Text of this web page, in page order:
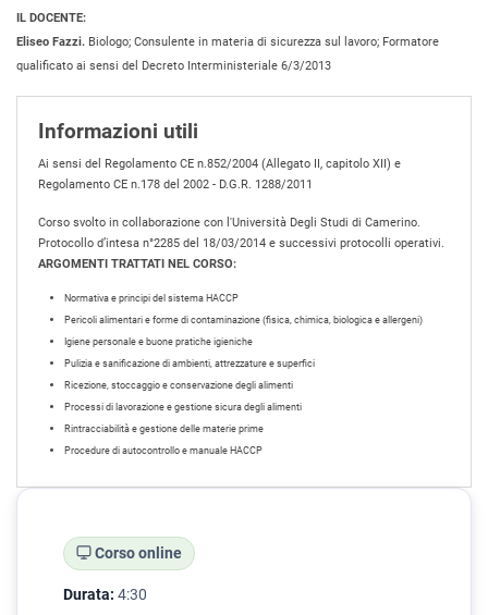
IL DOCENTE:
Eliseo Fazzi. Biologo; Consulente in materia di sicurezza sul lavoro; Formatore
qualificato ai sensi del Decreto Interministeriale 6/3/2013
Informazioni utili
Ai sensi del Regolamento CE n.852/2004 (Allegato II, capitolo XII) e
Regolamento CE n.178 del 2002 - D.G.R. 1288/2011
Corso svolto in collaborazione con l'Università Degli Studi di Camerino.
Protocollo d’intesa n°2285 del 18/03/2014 e successivi protocolli operativi.
ARGOMENTI TRATTATI NEL CORSO:
Normativa e principi del sistema HACCP
Pericoli alimentari e forme di contaminazione (fisica, chimica, biologica e allergeni)
Igiene personale e buone pratiche igieniche
Pulizia e sanificazione di ambienti, attrezzature e superfici
Ricezione, stoccaggio e conservazione degli alimenti
Processi di lavorazione e gestione sicura degli alimenti
Rintracciabilità e gestione delle materie prime
Procedure di autocontrollo e manuale HACCP
Corso online
Durata: 4:30